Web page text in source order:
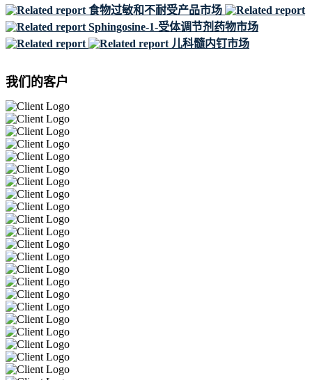
食物过敏和不耐受产品市场
Sphingosine-1-受体调节剂药物市场
儿科髓内钉市场
我们的客户